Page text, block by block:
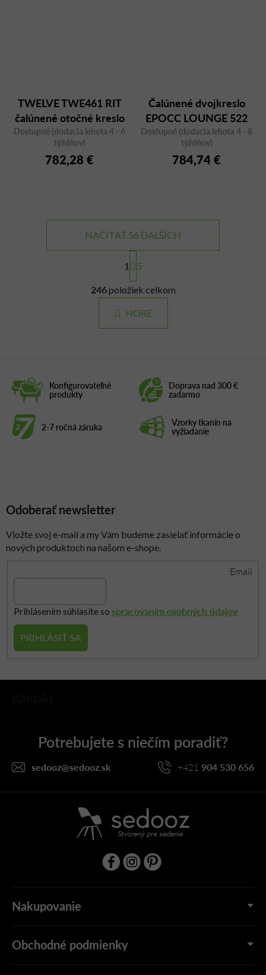
TWELVE TWE461 RIT
čalúnené otočné kreslo
Dostupné (dodacia lehota 4 - 6
týždňov)
782,28 €
Čalúnené dvojkreslo
EPOCC LOUNGE 522
Dostupné (dodacia lehota 4 - 8
týždňov)
784,74 €
O
v
á
d
u
NAČÍTAŤ 56 ĎALŠÍCH
S
t
r
á
n
k
1 5
246položiek celkom
HORE
Konfigurovateľné
produkty
Doprava nad 300 €
zadarmo
2-7 ročná záruka Vzorky tkanín na
vyžiadanie
Odoberať newsletter
Vložte svoj e-mail a my Vám budeme zasielať informácie o
nových produktoch na našom e-shope.
Email
Prihlásením súhlasíte so spracovaním osobných údajov
PRIHLÁSIŤ SA
Z
sedooz@sedooz.sk +421 904 530 656
Nakupovanie
Obchodné podmienky